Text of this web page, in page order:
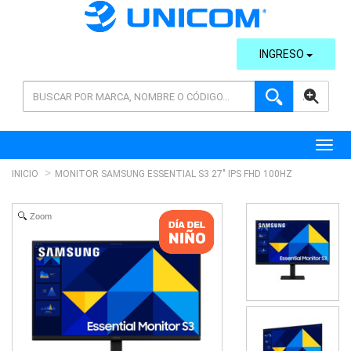
AVANZADA
INGRESO
INICIO MONITOR SAMSUNG ESSENTIAL S3 27" IPS FHD 100HZ
Zoom